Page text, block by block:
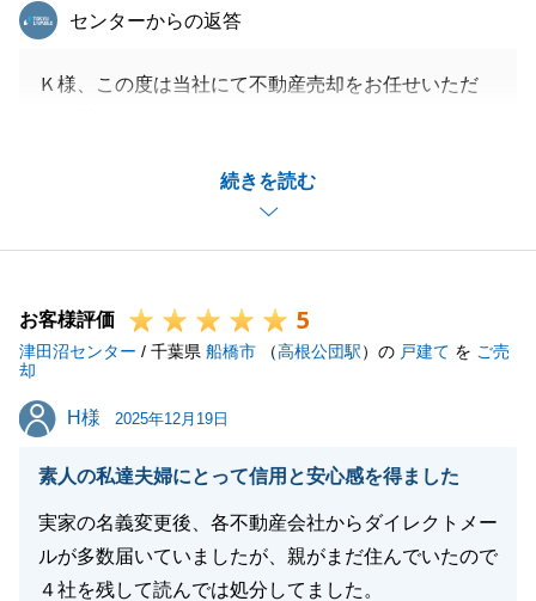
続きを読む
東急リバブル
センターからの返答
Ｋ様、この度は当社にて不動産売却をお任せいただ
ムーズに手続きを進めることが出来ました。
コメントにあります通り、配慮が足りていない部分が
あり、申し訳ございませんでした。
参りたいと存じます。
今後とも、何かお困りのことがございましたら些細な
す。
閉じる
お客様評価 5
津田沼センター / 千葉県 船橋市 （高根公団駅）の 戸建て を ご売
却
H様
H様 2025年12月19日
素人の私達夫婦にとって信用と安心感を得ました
実家の名義変更後、各不動産会社からダイレクトメー
ルが多数届いていましたが、親がまだ住んでいたので
４社を残して読んでは処分してました。